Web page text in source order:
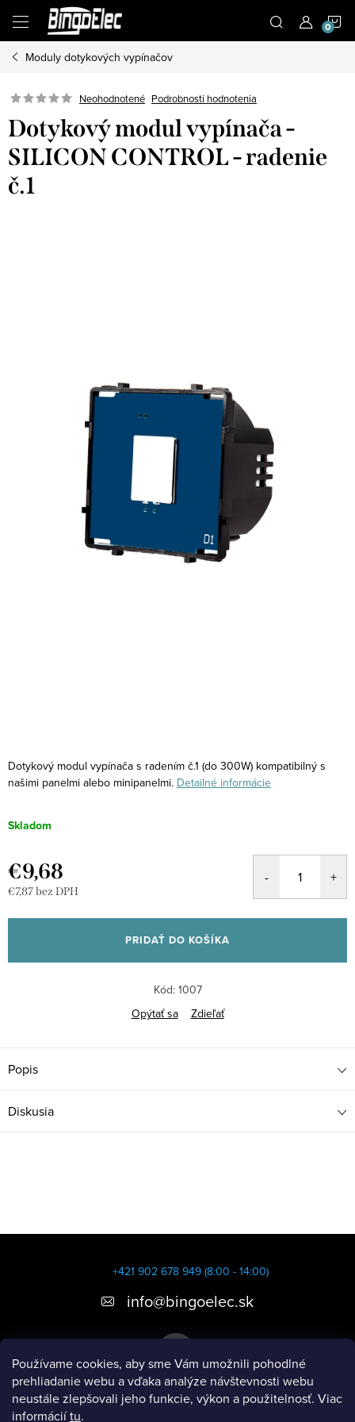
Používame cookies, aby sme Vám umožnili pohodlné
prehliadanie webu a vďaka analýze návštevnosti webu
neustále zlepšovali jeho funkcie, výkon a použitelnosť. Viac
informáciítu.
obsah
Moduly dotykových vypínačov
Neohodnotené Podrobnosti hodnotenia
Dotykový modul vypínača -
SILICON CONTROL - radenie
č.1
Dotykový modul vypínača s radením č.1 (do 300W) kompatibilný s
našimi panelmi alebo minipanelmi. Detailné informácie
Skladom
€9,68
€7,87 bez DPH
cena:
PRIDAŤ DO KOŠÍKA
Kód: 1007
Opýtať sa
Zdieľať
Popis
Diskusia
t
+421 902 678 949 (8:00 - 14:00)
info@bingoelec.sk